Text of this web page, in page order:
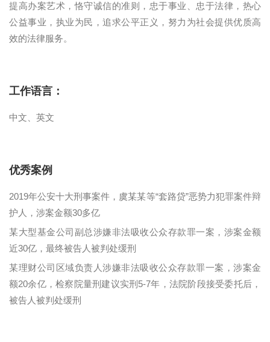
提高办案艺术，恪守诚信的准则，忠于事业、忠于法律，热心
公益事业，执业为民，追求公平正义，努力为社会提供优质高
效的法律服务。
工作语言：
中文、英文
优秀案例
2019年公安十大刑事案件，虞某某等“套路贷”恶势力犯罪案件辩
护人，涉案金额30多亿
某大型基金公司副总涉嫌非法吸收公众存款罪一案，涉案金额
近30亿，最终被告人被判处缓刑
某理财公司区域负责人涉嫌非法吸收公众存款罪一案，涉案金
额20余亿，检察院量刑建议实刑5-7年，法院阶段接受委托后，
被告人被判处缓刑